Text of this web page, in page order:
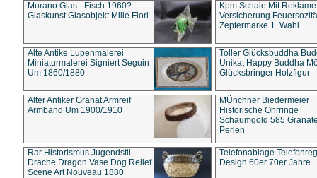
Murano Glas - Fisch 1960?
Glaskunst Glasobjekt Mille Fiori
Kpm Schale Mit Reklame
Versicherung
Zeptermarke 1. Wahl
Alte Antike Lupenmalerei
Miniaturmalerei Signiert Seguin
Um 1860/1880
Toller Glücksbuddha
Unikat Happy Buddha
Glücksbringer Holzfigur
Alter Antiker Granat Armreif
Armband Um 1900/1910
MÜnchner Biedermeier
Historische Ohrringe
Schaumgold 585
Perlen
Rar Historismus Jugendstil
Drache Dragon Vase Dog Relief
Scene Art Nouveau 1880
Telefonablage
Design 60er 70er Jahre